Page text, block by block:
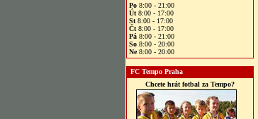
Po 8:00 - 21:00
Út 8:00 - 17:00
St 8:00 - 17:00
Čt 8:00 - 17:00
Pá 8:00 - 21:00
So 8:00 - 20:00
Ne8:00 - 20:00
FC Tempo Praha
Chcete hrát fotbal za Tempo?